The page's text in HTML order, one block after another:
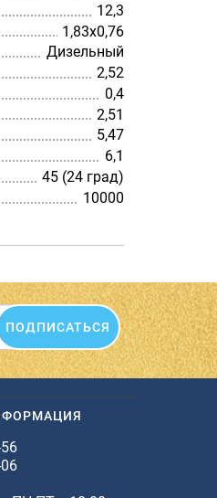
12,3
1,83х0,76
Дизельный
2,52
0,4
2,51
5,47
6,1
45 (24 град)
10000
ПОДПИСАТЬСЯ